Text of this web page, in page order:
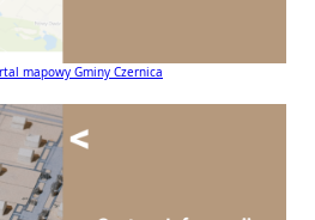
mapowy Gminy Czernica